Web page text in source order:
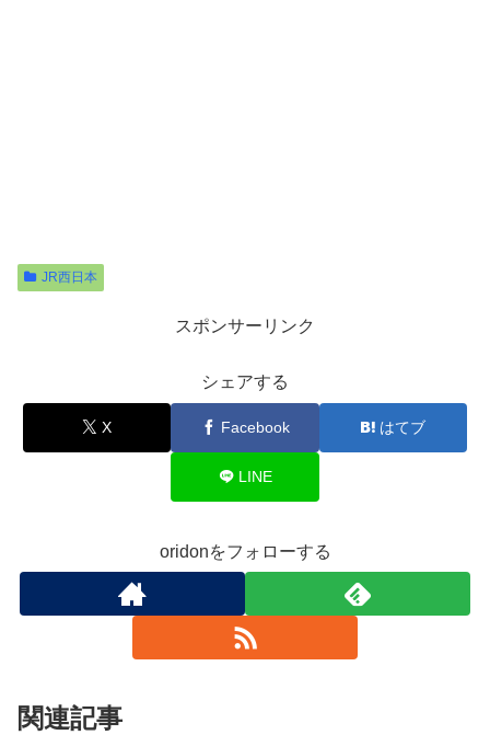
JR西日本
スポンサーリンク
シェアする
X Facebook はてブ
LINE
oridonをフォローする
関連記事